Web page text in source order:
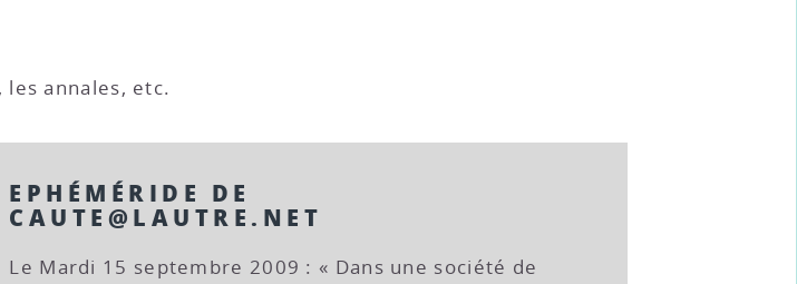
annales, etc.
EPHÉMÉRIDE DE
CAUTE@LAUTRE.NET
Le Mardi 15 septembre 2009 : « Dans une société de